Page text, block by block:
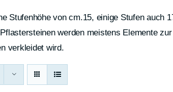
Stufenhöhe von cm.15, einige Stufen
werden meistens Elemente
verkleidet wird.